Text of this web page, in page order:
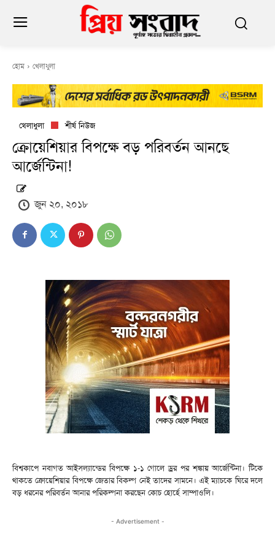
হোম খেলাধুলা
খেলাধুলা শীর্ষ নিউজ
ক্রোয়েশিয়ার বিপক্ষে বড় পরিবর্তন আনছে
আর্জেন্টিনা!
জুন ২০, ২০১৮
বিশ্বকাপে নবাগত আইসল্যান্ডের বিপক্ষে ১-১ গোলে ড্রর পর শঙ্কায় আর্জেন্টিনা। টিকে
থাকতে ক্রোয়েশিয়ার বিপক্ষে জেতার বিকল্প নেই তাদের সামনে। এই ম্যাচকে ঘিরে দলে
বড় ধরনের পরিবর্তন আনার পরিকল্পনা করছেন কোচ হোর্হে সাম্পাওলি।
- Advertisement -